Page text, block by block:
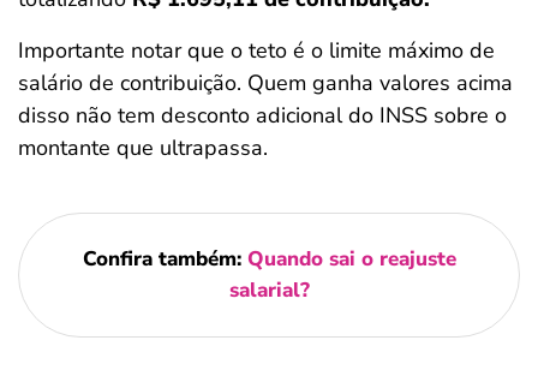
Importante notar que o teto é o limite máximo de
salário de contribuição. Quem ganha valores acima
disso não tem desconto adicional do INSS sobre o
montante que ultrapassa.
Confira também: Quando sai o reajuste
salarial?